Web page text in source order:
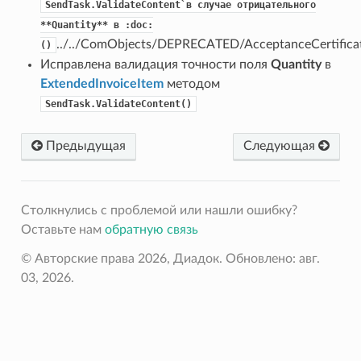
SendTask.ValidateContent`в случае отрицательного
**Quantity** в
:doc:
()
../../ComObjects/DEPRECATED/
Исправлена валидация точности поля Quantityв
ExtendedInvoiceItemметодом
SendTask.ValidateContent()
Предыдущая Следующая
Столкнулись с проблемой или нашли ошибку?
Оставьте нам обратную связь
© Авторские права 2026, Диадок. Обновлено: авг.
03, 2026.